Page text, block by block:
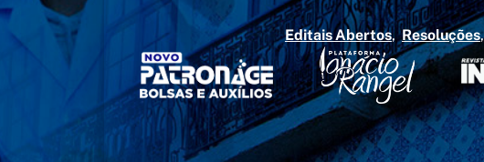
Editais Abertos Resoluções